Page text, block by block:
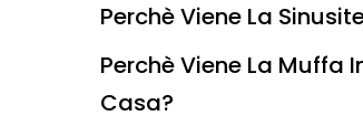
Perchè Viene La
Perchè Viene La Muffa
Casa?